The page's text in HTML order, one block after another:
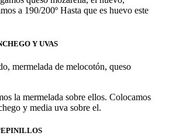
a 190/200º Hasta que es huevo este
Y UVAS
mermelada de melocotón, queso
la mermelada sobre ellos. Colocamos
y media uva sobre el.